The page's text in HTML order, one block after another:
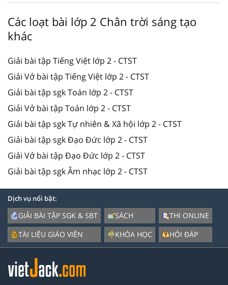
Các loạt bài lớp 2 Chân trời sáng tạo
khác
Giải bài tập Tiếng Việt lớp 2 - CTST
Giải Vở bài tập Tiếng Việt lớp 2 - CTST
Giải bài tập sgk Toán lớp 2 - CTST
Giải Vở bài tập Toán lớp 2 - CTST
Giải bài tập sgk Tự nhiên & Xã hội lớp 2 - CTST
Giải bài tập sgk Đạo Đức lớp 2 - CTST
Giải Vở bài tập Đạo Đức lớp 2 - CTST
Giải bài tập sgk Âm nhạc lớp 2 - CTST
Dịch vụ nổi bật:
GIẢI BÀI TẬP SGK & SBT
TÀI LIỆU GIÁO VIÊN
SÁCH
KHÓA HỌC
THI ONLINE
HỎI ĐÁP